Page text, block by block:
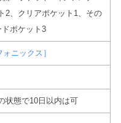
2、クリアポケット1、その
ポケット3
ニックス］
状態で10日以内は可